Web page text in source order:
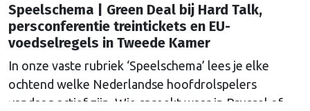
Speelschema | Green Deal bij Hard Talk,
persconferentie treintickets en EU-
voedselregels in Tweede Kamer
In onze vaste rubriek ‘Speelschema’ lees je elke
ochtend welke Nederlandse hoofdrolspelers
vandaag actief zijn. Wie spreekt waar in Brussel of